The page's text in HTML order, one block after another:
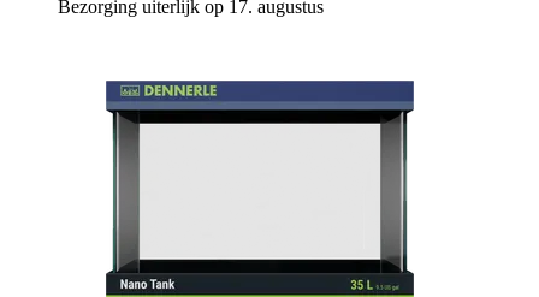
Bezorging uiterlijk op 17. augustus